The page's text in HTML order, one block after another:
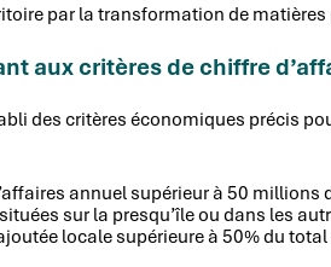
par la transformation de
aux critères de chiffre
des critères économiques précis
annuel supérieur à 50 millions
sur la presqu’île ou dans les
locale supérieure à 50% du